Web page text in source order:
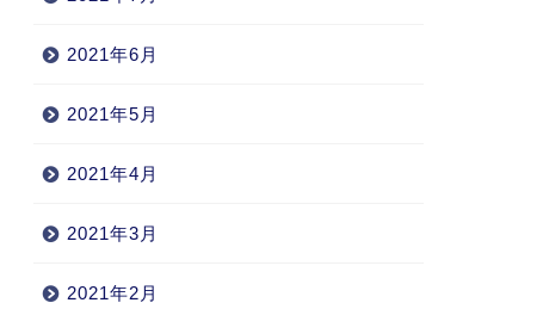
2021年6月
2021年5月
2021年4月
2021年3月
2021年2月